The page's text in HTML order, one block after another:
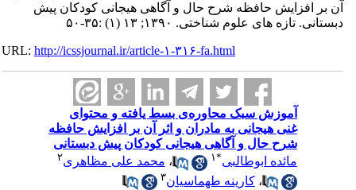
آن بر افزایش حافظه شرح حال و آگاهی هیجانی کودکان پیش
دبستانی. تازه های علوم شناختی. ۱۳۹۰; ۱۳ (۱) :۳۵-۵۰
URL:http://icssjournal.ir/article-۱-۳۱۶-fa.html
آموزش سبک محاوره‌ی بسط یافته و محتوای
غنی هیجانی به مادران و اثر آن بر افزایش حافظه
شرح حال و آگاهی هیجانی کودکان پیش دبستانی
مائده ابوطالبی
۱ ،محمد علی مظاهری۲
،کارینه طهماسیان ۳